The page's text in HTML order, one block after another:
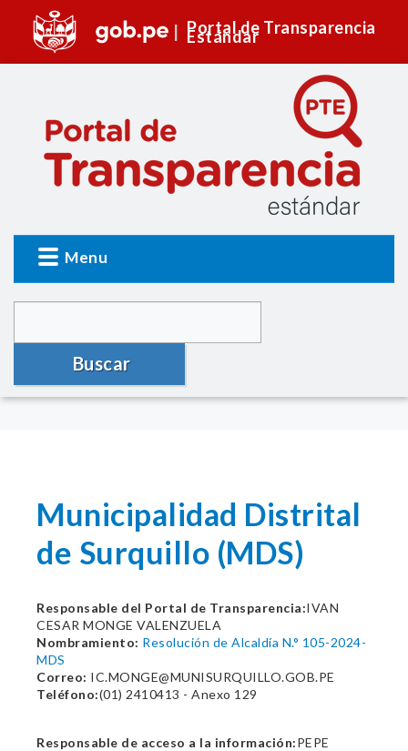
Portal de Transparencia
Estándar
Menu
Buscar
Municipalidad Distrital
de Surquillo (MDS)
Responsable del Portal de Transparencia:IVAN
CESAR MONGE VALENZUELA
Nombramiento: Resolución de Alcaldía N.° 105-2024-
MDS
Correo: IC.MONGE@MUNISURQUILLO.GOB.PE
Teléfono:(01) 2410413 - Anexo 129
Responsable de acceso a la información:PEPE